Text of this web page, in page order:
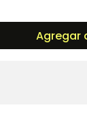
Agregar